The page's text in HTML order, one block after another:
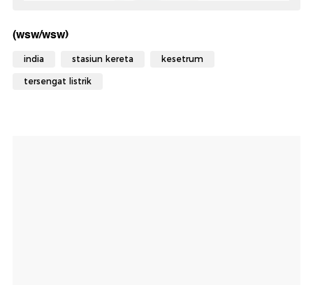
(wsw/wsw)
india stasiun kereta kesetrum
tersengat listrik